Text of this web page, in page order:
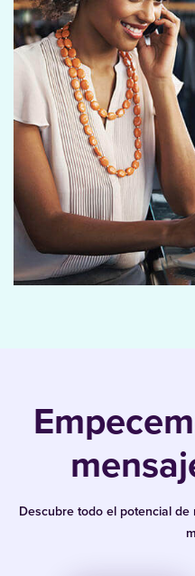
Descubre todo el potencial